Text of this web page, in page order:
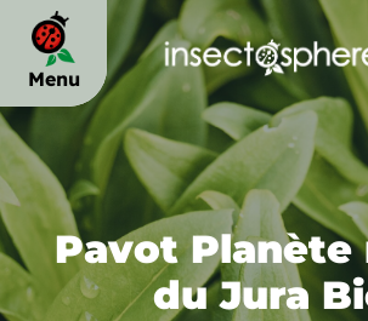
Menu
chevron_right
chevron_right
Pavot Planète
du Jura